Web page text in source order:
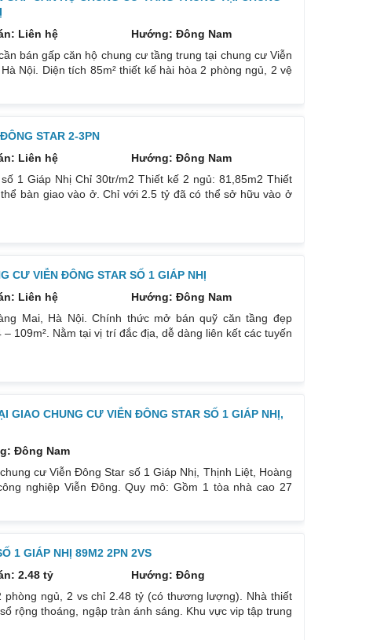
Liên hệ
Hướng: Đông Nam
bán gấp căn hộ chung cư tầng trung tại chung cư Viễn
Nội. Diện tích 85m² thiết kế hài hòa 2 phòng ngủ, 2 vệ
STAR 2-3PN
Liên hệ
Hướng: Đông Nam
1 Giáp Nhị Chỉ 30tr/m2 Thiết kế 2 ngủ: 81,85m2 Thiết
bàn giao vào ở. Chỉ với 2.5 tỷ đã có thể sở hữu vào ở
CƯ VIỄN ĐÔNG STAR SỐ 1 GIÁP NHỊ
Liên hệ
Hướng: Đông Nam
Mai, Hà Nội. Chính thức mở bán quỹ căn tầng đẹp
109m². Nằm tại vị trí đắc địa, dễ dàng liên kết các tuyến
GIAO CHUNG CƯ VIỄN ĐÔNG STAR SỐ 1 GIÁP NHỊ,
Đông Nam
cư Viễn Đông Star số 1 Giáp Nhị, Thịnh Liệt, Hoàng
nghiệp Viễn Đông. Quy mô: Gồm 1 tòa nhà cao 27
1 GIÁP NHỊ 89M2 2PN 2VS
2.48 tỷ
Hướng: Đông
phòng ngủ, 2 vs chỉ 2.48 tỷ (có thương lượng). Nhà thiết
rộng thoáng, ngập tràn ánh sáng. Khu vực vip tập trung